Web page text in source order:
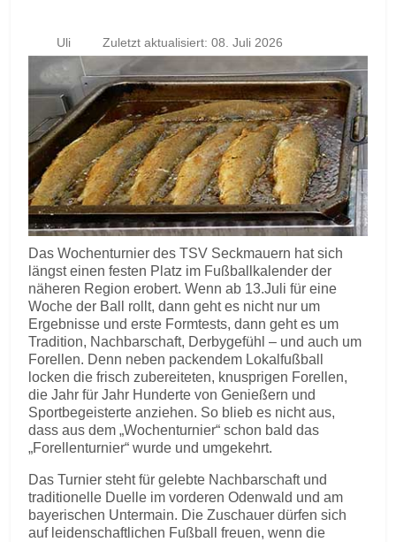
Uli Zuletzt aktualisiert: 08. Juli 2026
Das Wochenturnier des TSV Seckmauern hat sich
längst einen festen Platz im Fußballkalender der
näheren Region erobert. Wenn ab 13.Juli für eine
Woche der Ball rollt, dann geht es nicht nur um
Ergebnisse und erste Formtests, dann geht es um
Tradition, Nachbarschaft, Derbygefühl – und auch um
Forellen. Denn neben packendem Lokalfußball
locken die frisch zubereiteten, knusprigen Forellen,
die Jahr für Jahr Hunderte von Genießern und
Sportbegeisterte anziehen. So blieb es nicht aus,
dass aus dem „Wochenturnier“ schon bald das
„Forellenturnier“ wurde und umgekehrt.
Das Turnier steht für gelebte Nachbarschaft und
traditionelle Duelle im vorderen Odenwald und am
bayerischen Untermain. Die Zuschauer dürfen sich
auf leidenschaftlichen Fußball freuen, wenn die